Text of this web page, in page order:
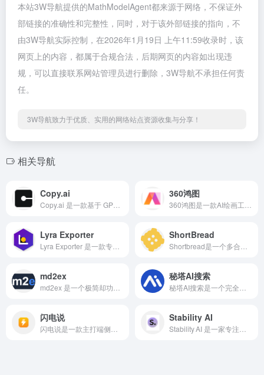
本站3W导航提供的MathModelAgent都来源于网络，不保证外
部链接的准确性和完整性，同时，对于该外部链接的指向，不
由3W导航实际控制，在2026年1月19日 上午11:59收录时，该
网页上的内容，都属于合规合法，后期网页的内容如出现违
规，可以直接联系网站管理员进行删除，3W导航不承担任何责
任。
3W导航致力于优质、实用的网络站点资源收集与分享！
相关导航
Copy.ai 360鸿图
Lyra Exporter ShortBread
md2ex 秘塔AI搜索
闪电说 Stability AI